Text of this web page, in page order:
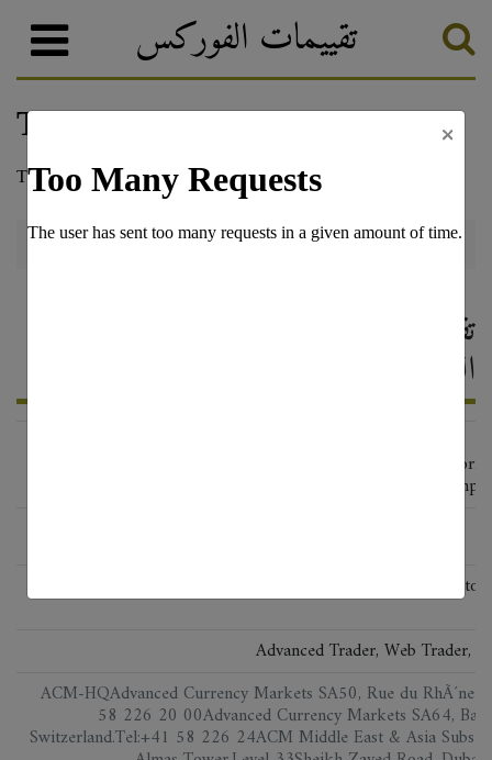
تقييمات الفوركس
تصنيف الفوركس وسطاء الفوركس ACM
التعليقات 2026
markets.com/trading_software/
Regulated by the FINMA. The first online forex broker
Advanced Trader, Web Trader,
ACM-HQAdvanced Currency Markets SA50, Rue du
58 226 20 00Advanced Currency Markets SA64,
Switzerland.Tel:+41 58 226 24ACM Middle East & Asia
×